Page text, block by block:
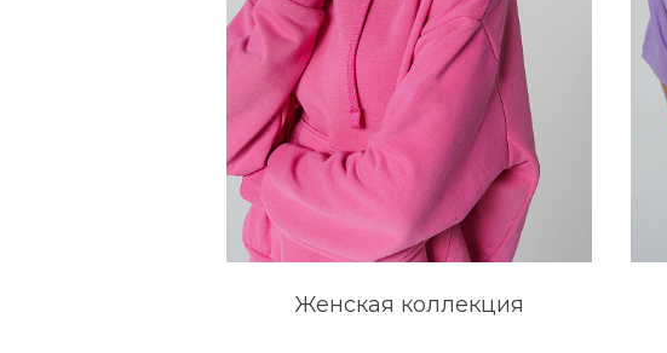
Женская коллекция